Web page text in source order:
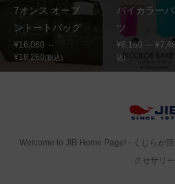
7オンス オープ
ントートバッグ
¥16,060 ～
¥18,260(税込)
バイカラー
ツ
¥6,160 ～
込)
Welcome to JIB Home Page! ‐ くじらが
クセサリー